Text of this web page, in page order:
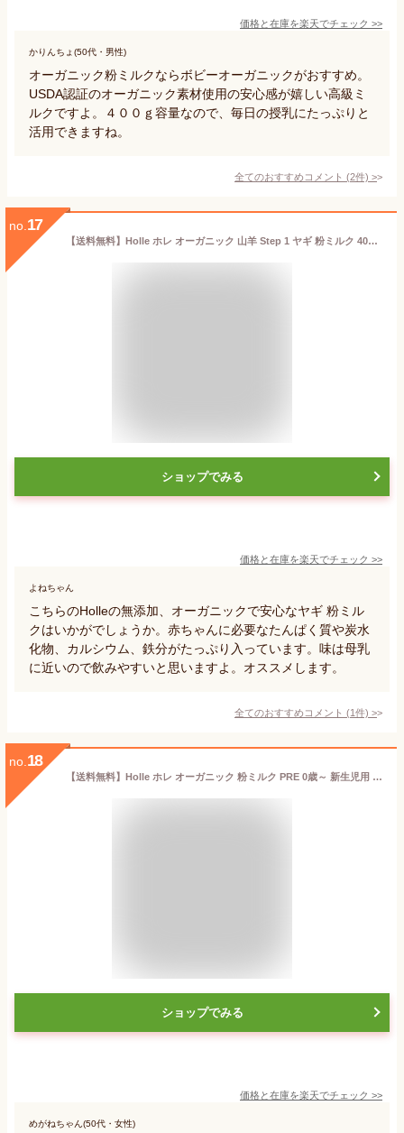
価格と在庫を楽天でチェック >>
かりんちょ(50代・男性)
オーガニック粉ミルクならボビーオーガニックがおすすめ。
USDA認証のオーガニック素材使用の安心感が嬉しい高級ミ
ルクですよ。４００ｇ容量なので、毎日の授乳にたっぷりと
活用できますね。
全てのおすすめコメント (2件) >
no. 17
【送料無料】Holle ホレ オーガニック 山羊 Step 1 ヤギ 粉ミルク 400g 0ヶ月〜6ヶ月 海外通販
ショップでみる
価格と在庫を楽天でチェック >>
よねちゃん
こちらのHolleの無添加、オーガニックで安心なヤギ 粉ミル
クはいかがでしょうか。赤ちゃんに必要なたんぱく質や炭水
化物、カルシウム、鉄分がたっぷり入っています。味は母乳
に近いので飲みやすいと思いますよ。オススメします。
全てのおすすめコメント (1件) >
no. 18
【送料無料】Holle ホレ オーガニック 粉ミルク PRE 0歳～ 新生児用 400g 海外通販
ショップでみる
価格と在庫を楽天でチェック >>
めがねちゃん(50代・女性)